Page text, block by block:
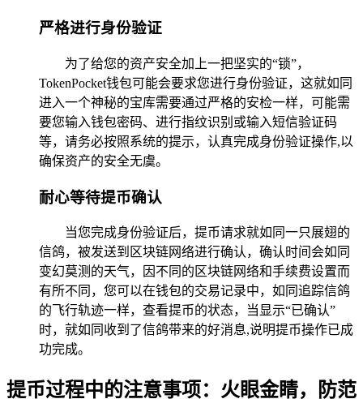
严格进行身份验证
为了给您的资产安全加上一把坚实的“锁”，
TokenPocket钱包可能会要求您进行身份验证，这就如同
进入一个神秘的宝库需要通过严格的安检一样，可能需
要您输入钱包密码、进行指纹识别或输入短信验证码
等，请务必按照系统的提示，认真完成身份验证操作,以
确保资产的安全无虞。
耐心等待提币确认
当您完成身份验证后，提币请求就如同一只展翅的
信鸽，被发送到区块链网络进行确认，确认时间会如同
变幻莫测的天气，因不同的区块链网络和手续费设置而
有所不同，您可以在钱包的交易记录中，如同追踪信鸽
的飞行轨迹一样，查看提币的状态，当显示“已确认”
时，就如同收到了信鸽带来的好消息,说明提币操作已成
功完成。
提币过程中的注意事项：火眼金睛，防范